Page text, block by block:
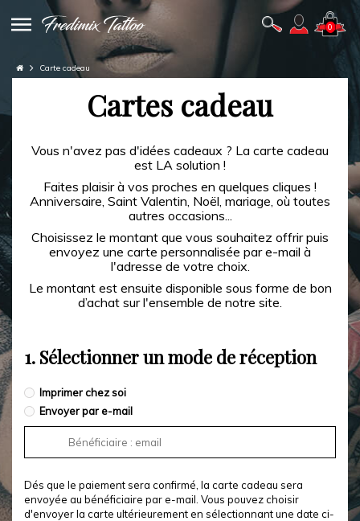
0
Carte cadeau
Cartes cadeau
Vous n'avez pas d'idées cadeaux ? La carte cadeau
est LA solution !
Faites plaisir à vos proches en quelques cliques !
Anniversaire, Saint Valentin, Noël, mariage, où toutes
autres occasions...
Choisissez le montant que vous souhaitez offrir puis
envoyez une carte personnalisée par e-mail à
l'adresse de votre choix.
Le montant est ensuite disponible sous forme de bon
d’achat sur l'ensemble de notre site.
1. Sélectionner un mode de réception
Imprimer chez soi
Envoyer par e-mail
Dés que le paiement sera confirmé, la carte cadeau sera
envoyée au bénéficiaire par e-mail. Vous pouvez choisir
d'envoyer la carte ultérieurement en sélectionnant une date ci-